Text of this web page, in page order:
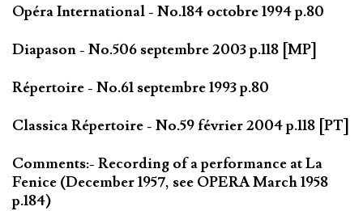
Opéra International - No.184 octobre 1994 p.80
Diapason - No.506 septembre 2003 p.118 [MP]
Répertoire - No.61 septembre 1993 p.80
Classica Répertoire - No.59 février 2004 p.118 [PT]
Comments:- Recording of a performance at La
Fenice (December 1957, see OPERA March 1958
p.184)